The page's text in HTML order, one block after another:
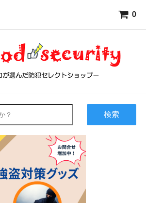
0
検索